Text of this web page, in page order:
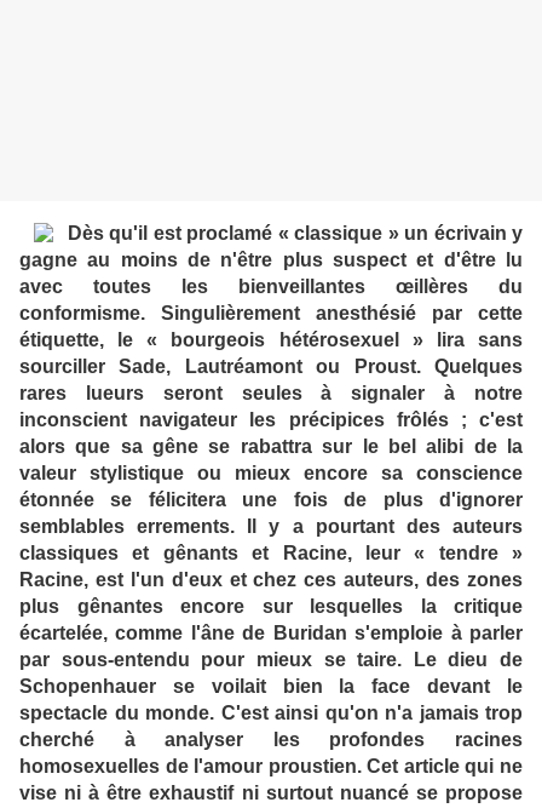
Dès qu'il est proclamé « classique » un écrivain y
gagne au moins de n'être plus suspect et d'être lu
avec toutes les bienveillantes œillères du
conformisme. Singulièrement anesthésié par cette
étiquette, le « bourgeois hétérosexuel » lira sans
sourciller Sade, Lautréamont ou Proust. Quelques
rares lueurs seront seules à signaler à notre
inconscient navigateur les précipices frôlés ; c'est
alors que sa gêne se rabattra sur le bel alibi de la
valeur stylistique ou mieux encore sa conscience
étonnée se félicitera une fois de plus d'ignorer
semblables errements. Il y a pourtant des auteurs
classiques et gênants et Racine, leur « tendre »
Racine, est l'un d'eux et chez ces auteurs, des zones
plus gênantes encore sur lesquelles la critique
écartelée, comme l'âne de Buridan s'emploie à parler
par sous-entendu pour mieux se taire. Le dieu de
Schopenhauer se voilait bien la face devant le
spectacle du monde. C'est ainsi qu'on n'a jamais trop
cherché à analyser les profondes racines
homosexuelles de l'amour proustien. Cet article qui ne
vise ni à être exhaustif ni surtout nuancé se propose